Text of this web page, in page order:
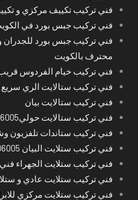
فني تركيب تكييف مركزي و
فني تركيب جبس بورد في
فني تركيب جبس بورد للجدران
محترف بالكويت
فني تركيب خيام الفردوس
فني تركيب ستالايت الري سريع
فني تركيب ستالايت بيان
فني تركيب ستالايت حولي55806005
فني تركيب ستاندات تلفزيون
فني تركيب ستلايت البيان 55806005
فني تركيب ستلايت الجهراء
فني تركيب ستلايت عادي و
فني تركيب ستلايت مركزي